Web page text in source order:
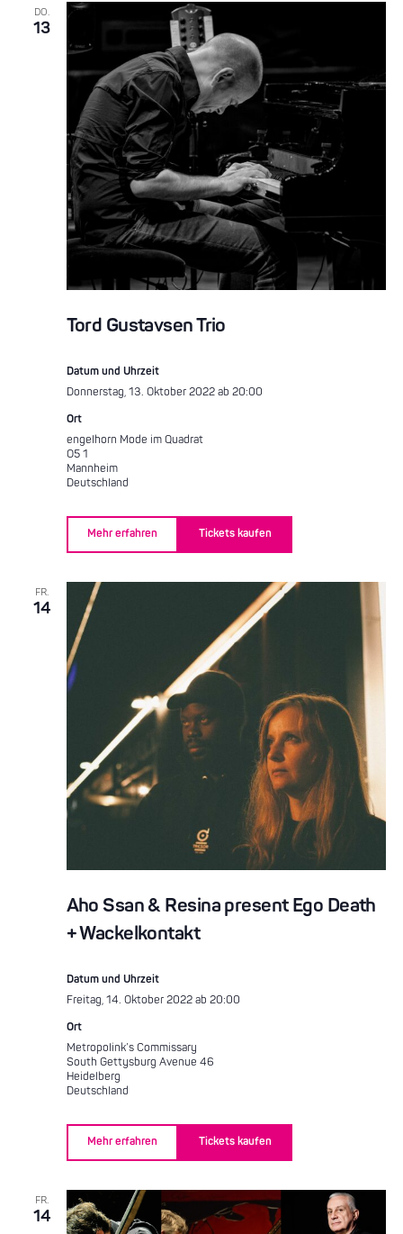
DO.
13
Tord Gustavsen Trio
Datum und Uhrzeit
Donnerstag, 13. Oktober 2022 ab 20:00
Ort
engelhorn Mode im Quadrat
O5 1
Mannheim
Deutschland
Mehr erfahren Tickets kaufen
FR.
14
Aho Ssan & Resina present Ego Death
+ Wackelkontakt
Datum und Uhrzeit
Freitag, 14. Oktober 2022 ab 20:00
Ort
Metropolink’s Commissary
South Gettysburg Avenue 46
Heidelberg
Deutschland
Mehr erfahren Tickets kaufen
FR.
14